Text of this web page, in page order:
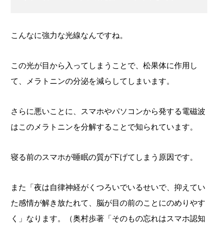
こんなに強力な光線なんですね。
この光が目から入ってしまうことで、松果体に作用し
て、メラトニンの分泌を減らしてしまいます。
さらに悪いことに、スマホやパソコンから発する電磁波
はこのメラトニンを分解することで知られています。
寝る前のスマホが睡眠の質が下げてしまう原因です。
また「夜は自律神経がくつろいでいるせいで、抑えてい
た感情が解き放たれて、脳が目の前のことにのめりやす
く」なります。（奥村歩著「そのもの忘れはスマホ認知